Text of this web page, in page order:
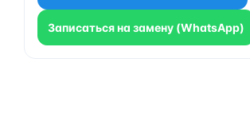
Записаться на замену (WhatsApp)